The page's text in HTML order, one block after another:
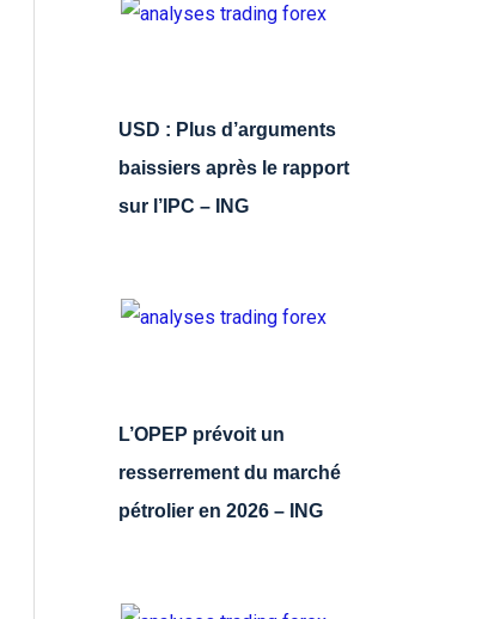
USD : Plus d’arguments
baissiers après le rapport
sur l’IPC – ING
L’OPEP prévoit un
resserrement du marché
pétrolier en 2026 – ING